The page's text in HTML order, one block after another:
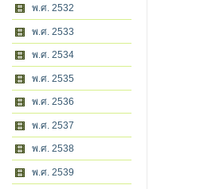
พ.ศ. 2532
พ.ศ. 2533
พ.ศ. 2534
พ.ศ. 2535
พ.ศ. 2536
พ.ศ. 2537
พ.ศ. 2538
พ.ศ. 2539